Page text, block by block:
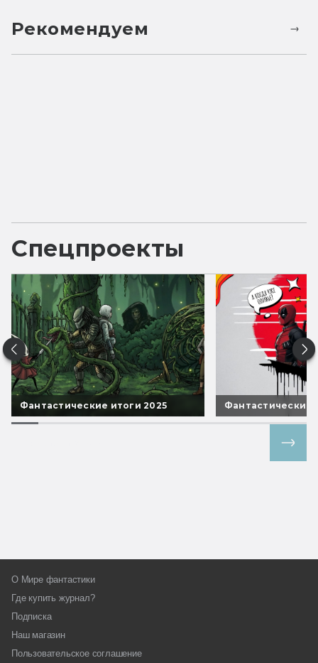
Рекомендуем
Спецпроекты
Фантастические итоги 2025 Фантастические
О Мире фантастики
Где купить журнал?
Подписка
Наш магазин
Пользовательское соглашение